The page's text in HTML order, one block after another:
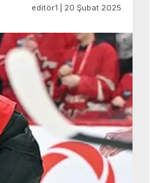
editör1 | 20 Şubat 2025